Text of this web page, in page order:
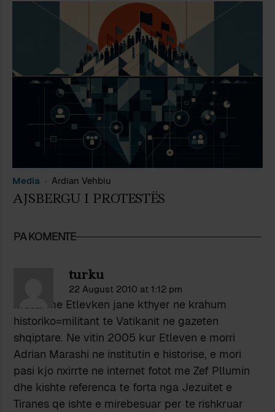
Media Ardian Vehbiu
AJSBERGU I PROTESTËS
PA KOMENTE
turku
22 August 2010 at 1:12 pm
Musai me Etlevken jane kthyer ne krahum
historiko=militant te Vatikanit ne gazeten
shqiptare. Ne vitin 2005 kur Etleven e morri
Adrian Marashi ne institutin e historise, e mori
pasi kjo nxirrte ne internet fotot me Zef Pllumin
dhe kishte referenca te forta nga Jezuitet e
Tiranes qe ishte e mirebesuar per te rishkruar